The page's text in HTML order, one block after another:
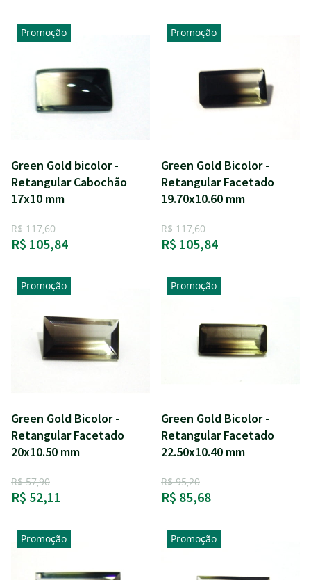
Promoção
Green Gold bicolor -
Retangular Cabochão
17x10 mm
R$ 117,60
R$ 105,84
Promoção
Green Gold Bicolor -
Retangular Facetado
19.70x10.60 mm
R$ 117,60
R$ 105,84
Promoção
Green Gold Bicolor -
Retangular Facetado
20x10.50 mm
R$ 57,90
R$ 52,11
Promoção
Green Gold Bicolor -
Retangular Facetado
22.50x10.40 mm
R$ 95,20
R$ 85,68
Promoção Promoção